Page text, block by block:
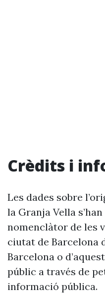
Crèdits i
Les dades sobre
la Granja Vella
nomenclàtor de les
ciutat de Barcelona
Barcelona o
públic a través de
informació pública.